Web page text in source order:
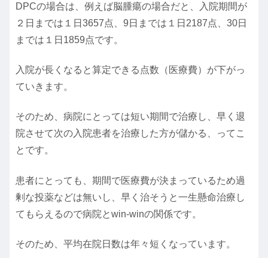
DPCの場合は、例えば脳腫瘍の場合だと、入院期間が
２日までは１日3657点、9日までは１日2187点、30日
までは１日1859点です。
入院が長くなると算定できる点数（医療費）が下がっ
ていきます。
そのため、病院にとっては短い期間で治療し、早く退
院させて次の入院患者を治療した方が儲かる、ってこ
とです。
患者にとっても、期間で医療費が決まっているため過
剰な投薬などは無いし、早く治そうと一生懸命治療し
てもらえるので病院とwin-winの関係です。
そのため、平均在院日数は年々短くなっています。